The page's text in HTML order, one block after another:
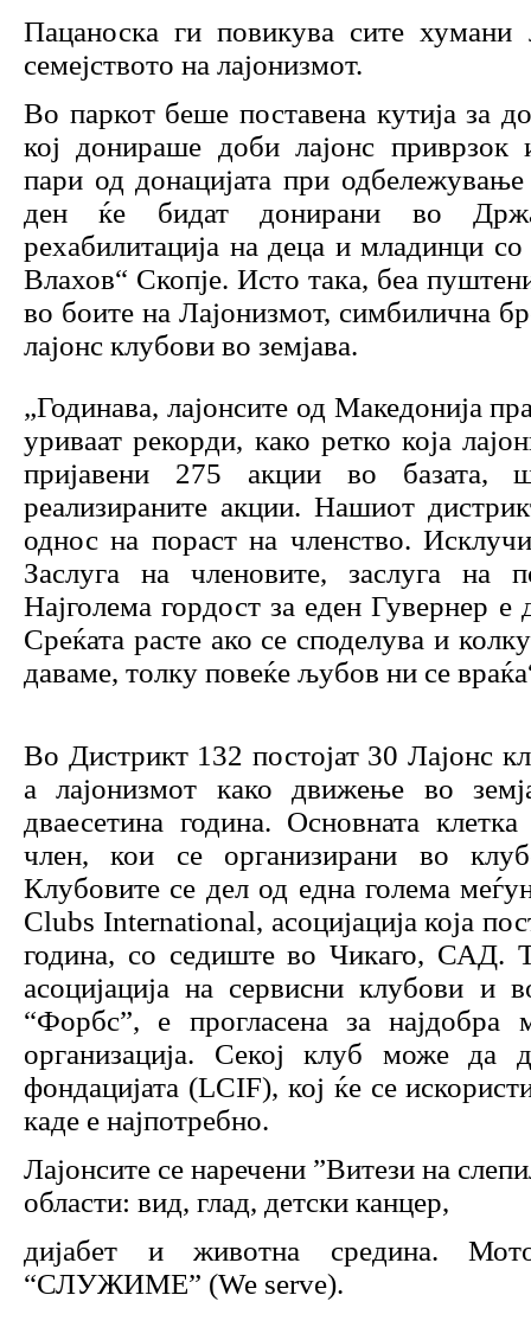
Пацаноска ги повикува сите хумани
семејството на лајонизмот.
Во паркот беше поставена кутија за
кој донираше доби лајонс
пари од донацијата при
ден ќе бидат донирани во
рехабилитација на деца и младинци
Влахов“ Скопје. Исто така, беа
во боите на Лајонизмот, симбилична
лајонс клубови во земјава.
„Годинава, лајонсите од Македонија
уриваат рекорди, како ретко која
пријавени 275 акции во
реализираните акции. Нашиот
однос на пораст на членство.
Заслуга на членовите, заслуга на
Најголема гордост за еден Гувернер е
Среќата расте ако се споделува и
даваме, толку повеќе љубов ни се
Во Дистрикт 132 постојат 30 Лајонс
а лајонизмот како движење во
дваесетина година. Основната
член, кои се организирани во
Клубовите се дел од една голема
Clubs International, асоцијација која
година, со седиште во Чикаго, САД.
асоцијација на сервисни клубови и
“Форбс”, е прогласена за најдобра
организација. Секој клуб може да
фондацијата (LCIF), кој ќе се
каде е најпотребно.
Лајонсите се наречени ”Витези на
области: вид, глад, детски канцер,
дијабет и животна средина.
“СЛУЖИМЕ” (We serve).